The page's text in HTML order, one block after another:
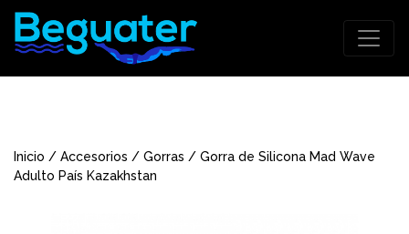
Inicio / Accesorios / Gorras / Gorra de Silicona Mad Wave
Adulto País Kazakhstan